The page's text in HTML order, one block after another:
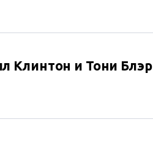
Клинтон и Тони Блэр